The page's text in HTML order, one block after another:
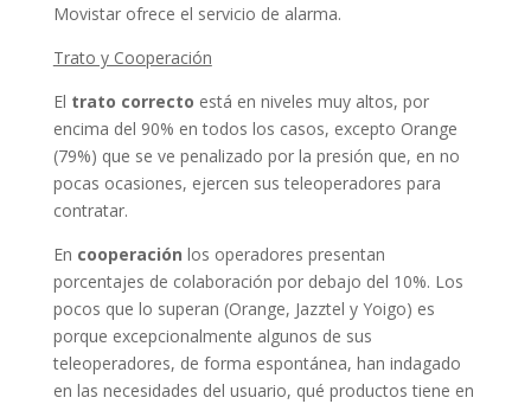
Movistar ofrece el servicio de alarma.
Trato y Cooperación
El trato correcto está en niveles muy altos, por
encima del 90% en todos los casos, excepto Orange
(79%) que se ve penalizado por la presión que, en no
pocas ocasiones, ejercen sus teleoperadores para
contratar.
En cooperación los operadores presentan
porcentajes de colaboración por debajo del 10%. Los
pocos que lo superan (Orange, Jazztel y Yoigo) es
porque excepcionalmente algunos de sus
teleoperadores, de forma espontánea, han indagado
en las necesidades del usuario, qué productos tiene en